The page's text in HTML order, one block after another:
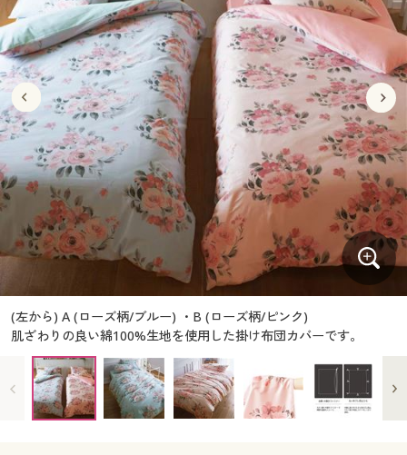
キッチン・雑貨・日用品
家具・収納
寝具・ベッド
カーテン・ラグ・ファブリック
美容・健康通販すべて
美容・健康・サプリメント
制服・スクール
制服・スクールすべて
制服・学生服
ジュニア・ティーンズ下着
大きいサイズ
大きいサイズ通販すべて
大きいサイズ レディース服
大きいサイズ レディース下着
大きいサイズ 事務・制服
バーゲン
バーゲンセール
シークレットセール
詳細検索
商品カテゴリ一覧
カタログ・チラシからのご注文
デジタルカタログ
カタログ無料プレゼント
寝具・ベッド
カーテン・ラグ・ファブリック
美容・健康・サプリメント
制服・スクールすべて
制服・学生服
ジュニア・ティーンズ下着
大きいサイズ
大きいサイズ通販すべて
大きいサイズ レディース服
大きいサイズ レディース下着
大きいサイズ メンズ
大きいサイズ 事務・制服
バーゲン
バーゲンセール
シークレットセール
詳細検索
商品カテゴリ一覧
カタログ
カタログ・チラシからのご注文
デジタルカタログ
カタログ無料プレゼント
会員メニュー
(左から) A (ローズ柄/ブルー) ・B (ローズ柄/ピンク)
肌ざわりの良い綿100%生地を使用した掛け布団カバーです。